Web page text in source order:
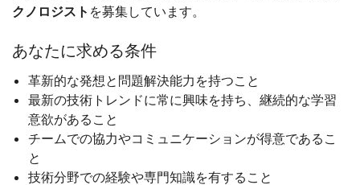
クノロジスト を募集しています。
あなたに求める条件
革新的な発想と問題解決能力を持つこと
最新の技術トレンドに常に興味を持ち、継続的な学習
意欲があること
チームでの協力やコミュニケーションが得意であるこ
と
技術分野での経験や専門知識を有すること